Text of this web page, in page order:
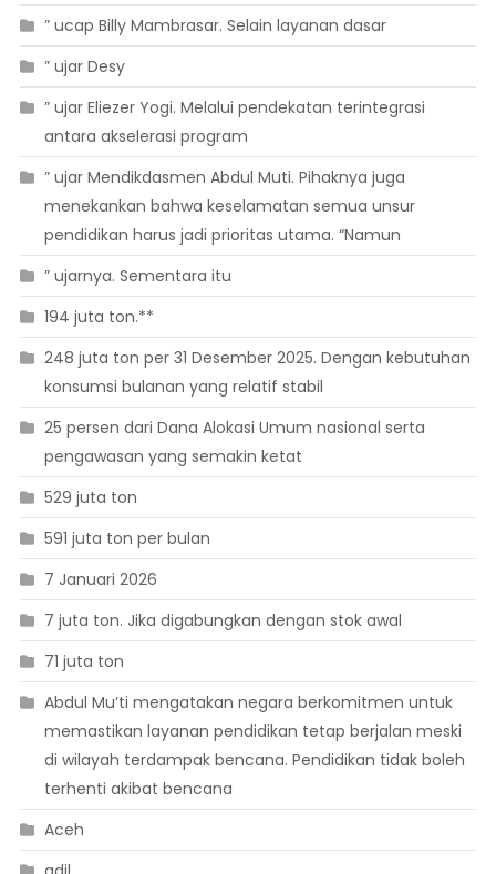
” ucap Billy Mambrasar. Selain layanan dasar
” ujar Desy
” ujar Eliezer Yogi. Melalui pendekatan terintegrasi
antara akselerasi program
” ujar Mendikdasmen Abdul Muti. Pihaknya juga
menekankan bahwa keselamatan semua unsur
pendidikan harus jadi prioritas utama. “Namun
” ujarnya. Sementara itu
194 juta ton.**
248 juta ton per 31 Desember 2025. Dengan kebutuhan
konsumsi bulanan yang relatif stabil
25 persen dari Dana Alokasi Umum nasional serta
pengawasan yang semakin ketat
529 juta ton
591 juta ton per bulan
7 Januari 2026
7 juta ton. Jika digabungkan dengan stok awal
71 juta ton
Abdul Mu’ti mengatakan negara berkomitmen untuk
memastikan layanan pendidikan tetap berjalan meski
di wilayah terdampak bencana. Pendidikan tidak boleh
terhenti akibat bencana
Aceh